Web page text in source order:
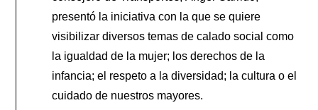
presentó la iniciativa con la que se quiere
visibilizar diversos temas de calado social como
la igualdad de la mujer; los derechos de la
infancia; el respeto a la diversidad; la cultura o el
cuidado de nuestros mayores.